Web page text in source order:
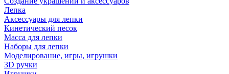
Лепка
Аксессуары для лепки
Кинетический песок
Масса для лепки
Наборы для лепки
Моделирование, игры, игрушки
3D ручки